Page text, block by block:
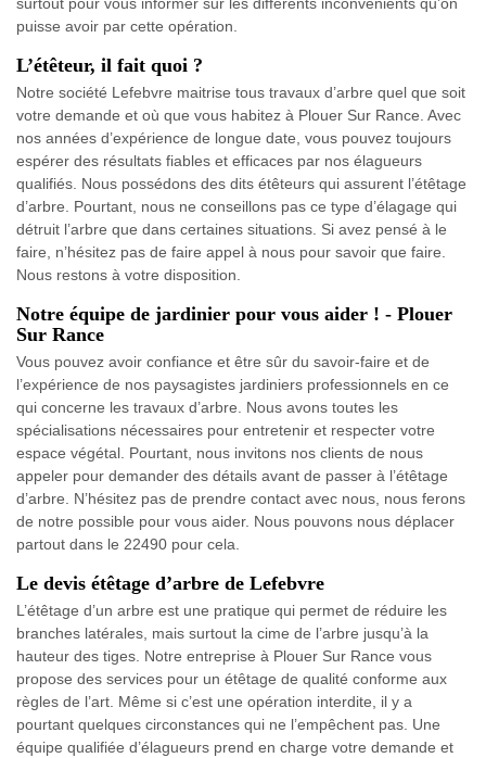
surtout pour vous informer sur les différents inconvénients qu’on
puisse avoir par cette opération.
L’étêteur, il fait quoi ?
Notre société Lefebvre maitrise tous travaux d’arbre quel que soit
votre demande et où que vous habitez à Plouer Sur Rance. Avec
nos années d’expérience de longue date, vous pouvez toujours
espérer des résultats fiables et efficaces par nos élagueurs
qualifiés. Nous possédons des dits étêteurs qui assurent l’étêtage
d’arbre. Pourtant, nous ne conseillons pas ce type d’élagage qui
détruit l’arbre que dans certaines situations. Si avez pensé à le
faire, n’hésitez pas de faire appel à nous pour savoir que faire.
Nous restons à votre disposition.
Notre équipe de jardinier pour vous aider ! - Plouer
Sur Rance
Vous pouvez avoir confiance et être sûr du savoir-faire et de
l’expérience de nos paysagistes jardiniers professionnels en ce
qui concerne les travaux d’arbre. Nous avons toutes les
spécialisations nécessaires pour entretenir et respecter votre
espace végétal. Pourtant, nous invitons nos clients de nous
appeler pour demander des détails avant de passer à l’étêtage
d’arbre. N’hésitez pas de prendre contact avec nous, nous ferons
de notre possible pour vous aider. Nous pouvons nous déplacer
partout dans le 22490 pour cela.
Le devis étêtage d’arbre de Lefebvre
L’étêtage d’un arbre est une pratique qui permet de réduire les
branches latérales, mais surtout la cime de l’arbre jusqu’à la
hauteur des tiges. Notre entreprise à Plouer Sur Rance vous
propose des services pour un étêtage de qualité conforme aux
règles de l’art. Même si c’est une opération interdite, il y a
pourtant quelques circonstances qui ne l’empêchent pas. Une
équipe qualifiée d’élagueurs prend en charge votre demande et